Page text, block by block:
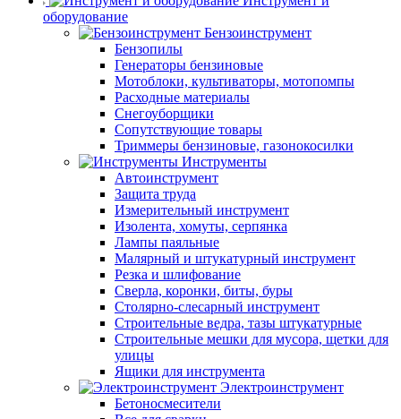
оборудование
Бензоинструмент
Бензопилы
Генераторы бензиновые
Мотоблоки, культиваторы, мотопомпы
Расходные материалы
Снегоуборщики
Сопутствующие товары
Триммеры бензиновые, газонокосилки
Инструменты
Автоинструмент
Защита труда
Измерительный инструмент
Изолента, хомуты, серпянка
Лампы паяльные
Малярный и штукатурный инструмент
Резка и шлифование
Сверла, коронки, биты, буры
Столярно-слесарный инструмент
Строительные ведра, тазы штукатурные
Строительные мешки для мусора, щетки для
улицы
Ящики для инструмента
Электроинструмент
Бетоносмесители